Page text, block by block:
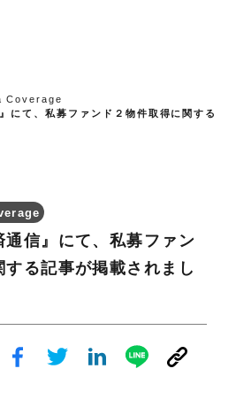
Coverage
にて、私募ファンド２物件取得に関する
通信』にて、私募ファン
する記事が掲載されまし